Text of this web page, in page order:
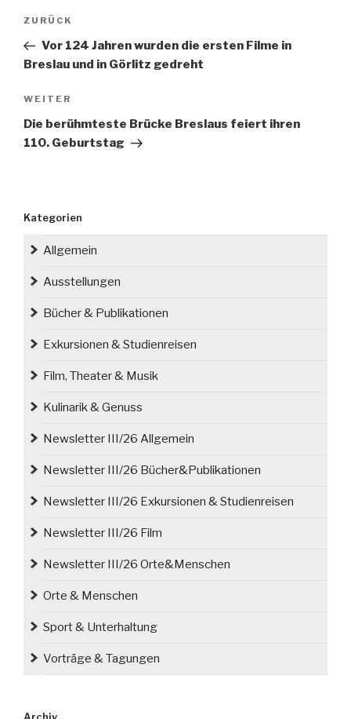
Beitragsnavigation
Vorheriger
Beitrag
ZURÜCK
Vor 124 Jahren wurden die ersten Filme in
Breslau und in Görlitz gedreht
Nächster
Beitrag
WEITER
Die berühmteste Brücke Breslaus feiert ihren
110. Geburtstag
Kategorien
Allgemein
Ausstellungen
Bücher & Publikationen
Exkursionen & Studienreisen
Film, Theater & Musik
Kulinarik & Genuss
Newsletter III/26 Allgemein
Newsletter III/26 Bücher&Publikationen
Newsletter III/26 Exkursionen & Studienreisen
Newsletter III/26 Film
Newsletter III/26 Orte&Menschen
Orte & Menschen
Sport & Unterhaltung
Vorträge & Tagungen